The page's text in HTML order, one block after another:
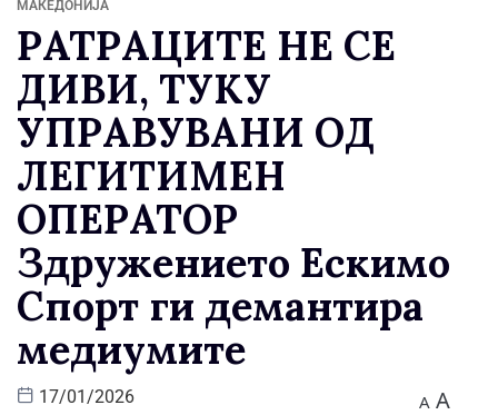
МАКЕДОНИЈА
РАТРАЦИТЕ НЕ СЕ
ДИВИ, ТУКУ
УПРАВУВАНИ ОД
ЛЕГИТИМЕН
ОПЕРАТОР
Здружението Ескимо
Спорт ги демантира
медиумите
17/01/2026 A A